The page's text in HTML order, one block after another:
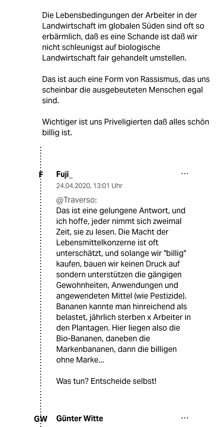
Die Lebensbedingungen der Arbeiter in der
Landwirtschaft im globalen Süden sind oft so
erbärmlich, daß es eine Schande ist daß wir
nicht schleunigst auf biologische
Landwirtschaft fair gehandelt umstellen.
Das ist auch eine Form von Rassismus, das uns
scheinbar die ausgebeuteten Menschen egal
sind.
Wichtiger ist uns Priveligierten daß alles schön
billig ist.
F Fuji_
24.04.2020, 13:01 Uhr
@Traverso:
Das ist eine gelungene Antwort, und
ich hoffe, jeder nimmt sich zweimal
Zeit, sie zu lesen. Die Macht der
Lebensmittelkonzerne ist oft
unterschätzt, und solange wir "billig"
kaufen, bauen wir keinen Druck auf
sondern unterstützen die gängigen
Gewohnheiten, Anwendungen und
angewendeten Mittel (wie Pestizide).
Bananen kannte man hinreichend als
belastet, jährlich sterben x Arbeiter in
den Plantagen. Hier liegen also die
Bio-Bananen, daneben die
Markenbananen, dann die billigen
ohne Marke...
Was tun? Entscheide selbst!
GW Günter Witte